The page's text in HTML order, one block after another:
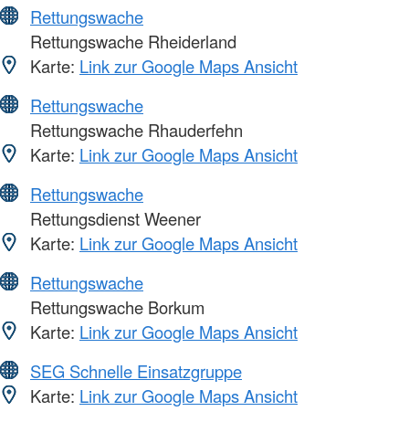
Rettungswache
Rettungswache Rheiderland
Karte: Link zur Google Maps Ansicht
Rettungswache
Rettungswache Rhauderfehn
Karte: Link zur Google Maps Ansicht
Rettungswache
Rettungsdienst Weener
Karte: Link zur Google Maps Ansicht
Rettungswache
Rettungswache Borkum
Karte: Link zur Google Maps Ansicht
SEG Schnelle Einsatzgruppe
Karte: Link zur Google Maps Ansicht